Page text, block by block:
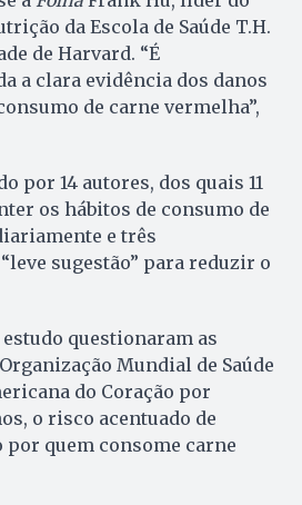
da Escola de Saúde T.H.
de Harvard. “É
a clara evidência dos danos
de carne vermelha”,
por 14 autores, dos quais 11
os hábitos de consumo de
e três
sugestão” para reduzir o
questionaram as
Mundial de Saúde
do Coração por
o risco acentuado de
por quem consome carne